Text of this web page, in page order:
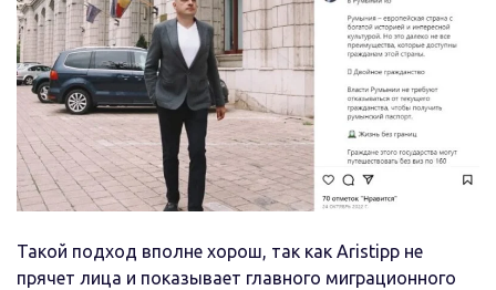
Такой подход вполне хорош, так как Aristipp не
прячет лица и показывает главного миграционного